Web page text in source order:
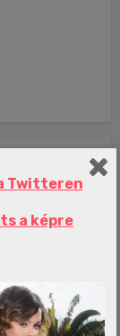
Twitteren
a képre